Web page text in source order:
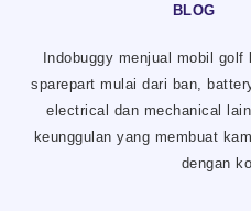
BLOG
Indobuggy menjual mobil
sparepart mulai dari ban,
electrical dan mechanical
keunggulan yang membuat
dengan